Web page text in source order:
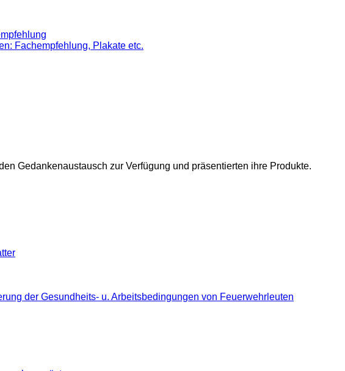
Fachempfehlung, Plakate etc.
Gedankenaustausch zur Verfügung und präsentierten ihre Produkte.
der Gesundheits- u. Arbeitsbedingungen von Feuerwehrleuten